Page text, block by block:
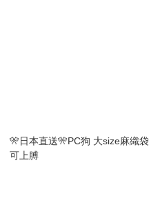
🎌日本直送🎌PC狗 大size麻織袋
可上膊